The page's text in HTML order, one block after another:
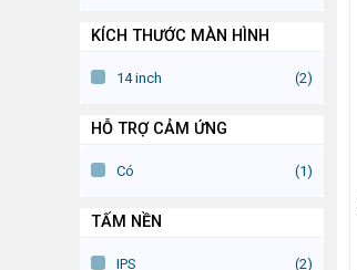
KÍCH THƯỚC MÀN HÌNH
14 inch (2)
HỖ TRỢ CẢM ỨNG
Có (1)
TẤM NỀN
IPS (2)